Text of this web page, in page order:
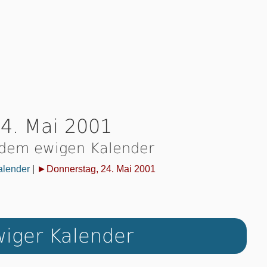
Mai 2001
ewigen Kalender
►Donnerstag, 24. Mai 2001
Kalender